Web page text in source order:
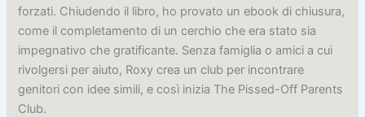
forzati. Chiudendo il libro, ho provato un ebook di chiusura,
come il completamento di un cerchio che era stato sia
impegnativo che gratificante. Senza famiglia o amici a cui
rivolgersi per aiuto, Roxy crea un club per incontrare
genitori con idee simili, e così inizia The Pissed-Off Parents
Club.